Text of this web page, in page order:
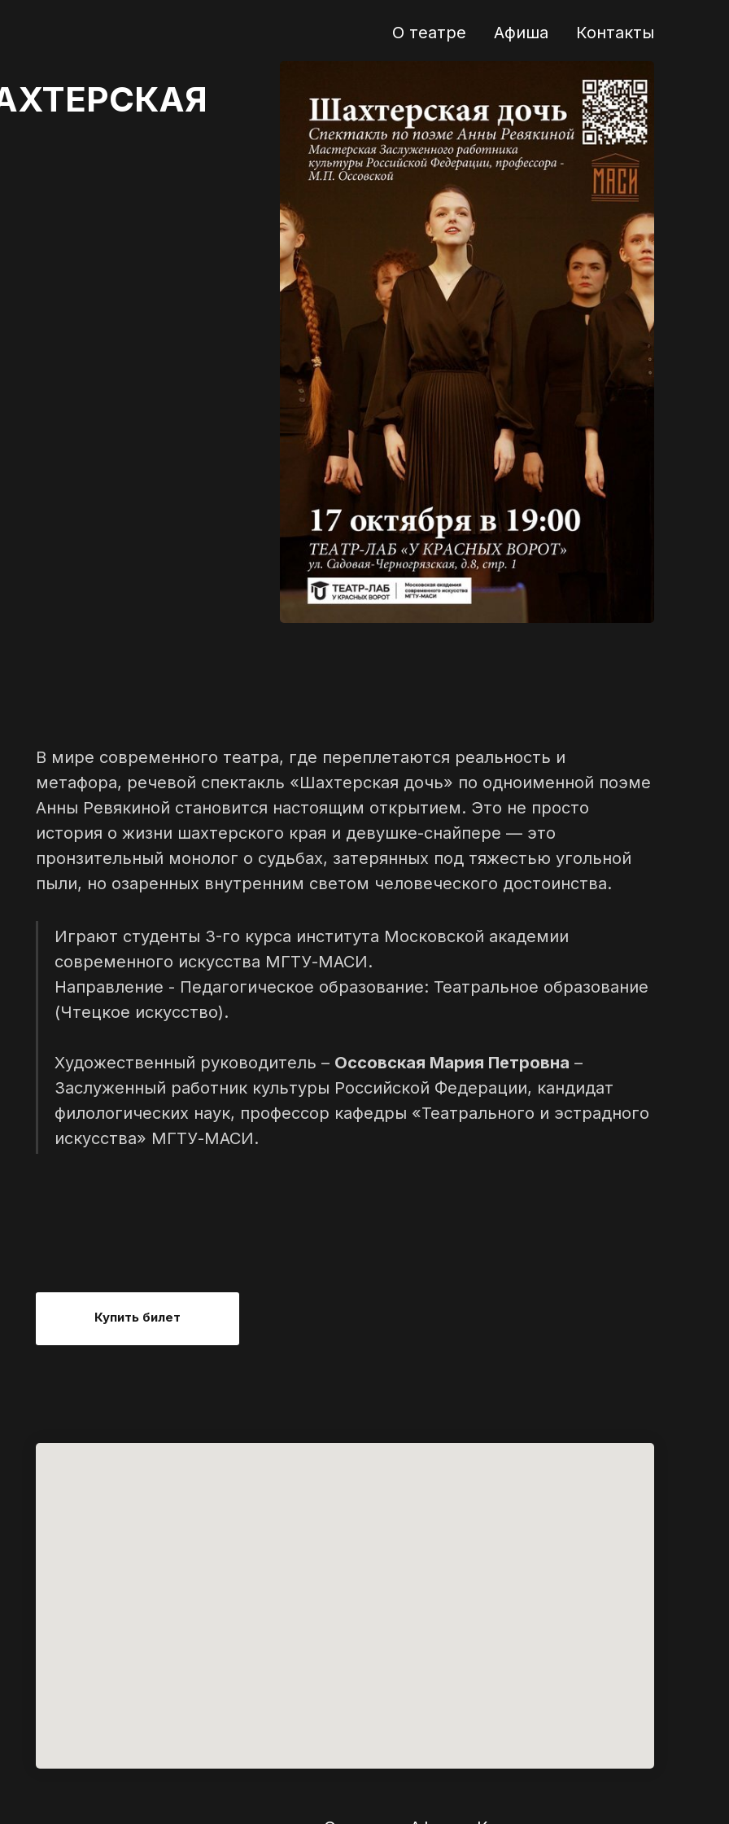
О театре Афиша Контакты
В мире современного театра, где переплетаются реальность и
метафора, речевой спектакль «Шахтерская дочь» по одноименной поэме
Анны Ревякиной становится настоящим открытием. Это не просто
история о жизни шахтерского края и девушке-снайпере — это
пронзительный монолог о судьбах, затерянных под тяжестью угольной
пыли, но озаренных внутренним светом человеческого достоинства.
Играют студенты 3-го курса института Московской академии
современного искусства МГТУ-МАСИ.
Направление - Педагогическое образование: Театральное образование
(Чтецкое искусство).
Художественный руководитель – Оссовская Мария Петровна –
Заслуженный работник культуры Российской Федерации, кандидат
филологических наук, профессор кафедры «Театрального и эстрадного
искусства» МГТУ-МАСИ.
Купить билет